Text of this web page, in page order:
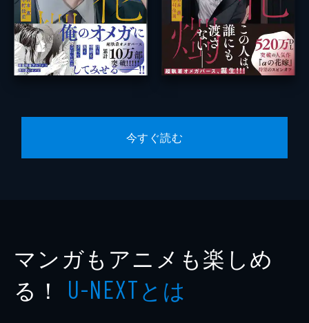
今すぐ読む
マンガもアニメも楽しめ
る！ U-NEXTとは